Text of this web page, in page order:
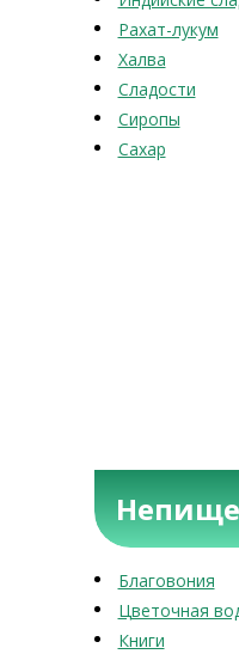
Рахат-лукум
Халва
Сладости
Сиропы
Сахар
Благовония
Цветочная
Книги